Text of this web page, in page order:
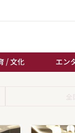
/ 文化 エン
文化